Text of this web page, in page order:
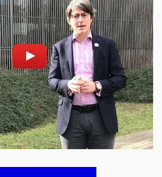
cookies a přehrát
na youtube.com